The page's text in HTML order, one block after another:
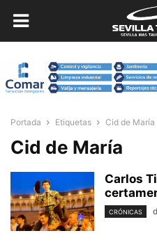
Portada Etiquetas Cid de María
Cid de María
Carlos
CRÓNICAS